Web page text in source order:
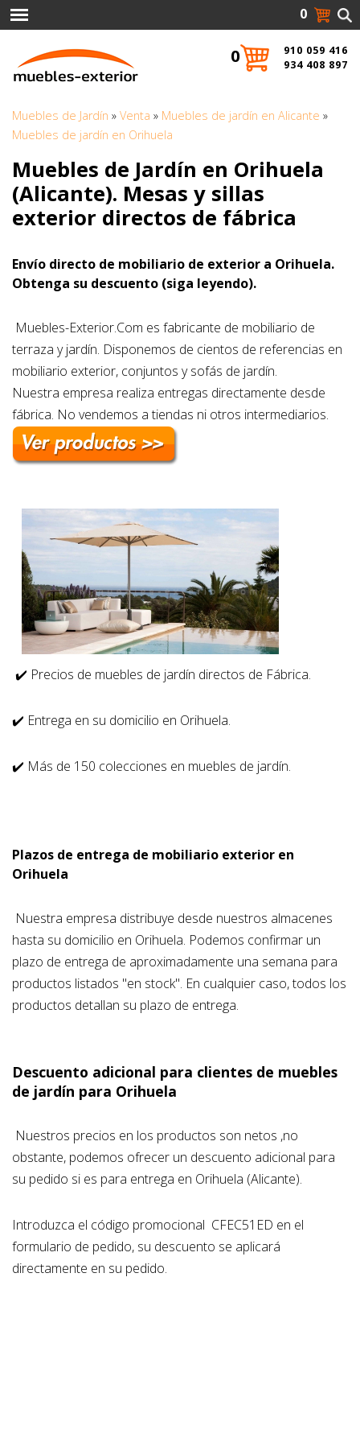
Muebles de Jardín » Venta » Muebles de jardín en Alicante »
Muebles de jardín en Orihuela
Muebles de Jardín en Orihuela
(Alicante). Mesas y sillas
exterior directos de fábrica
Envío directo de mobiliario de exterior a Orihuela.
Obtenga su descuento (siga leyendo).
Muebles-Exterior.Com es fabricante de mobiliario de
terraza y jardín. Disponemos de cientos de referencias en
mobiliario exterior, conjuntos y sofás de jardín.
Nuestra empresa realiza entregas directamente desde
fábrica. No vendemos a tiendas ni otros intermediarios.
✔️ Precios de muebles de jardín directos de Fábrica.
✔️ Entrega en su domicilio en Orihuela.
✔️ Más de 150 colecciones en muebles de jardín.
Plazos de entrega de mobiliario exterior en
Orihuela
Nuestra empresa distribuye desde nuestros almacenes
hasta su domicilio en Orihuela. Podemos confirmar un
plazo de entrega de aproximadamente una semana para
productos listados "en stock". En cualquier caso, todos los
productos detallan su plazo de entrega.
Descuento adicional para clientes de muebles
de jardín para Orihuela
Nuestros precios en los productos son netos ,no
obstante, podemos ofrecer un descuento adicional para
su pedido si es para entrega en Orihuela (Alicante).
Introduzca el código promocional CFEC51ED en el
formulario de pedido, su descuento se aplicará
directamente en su pedido.
910 059 416
934 408 897
0
0